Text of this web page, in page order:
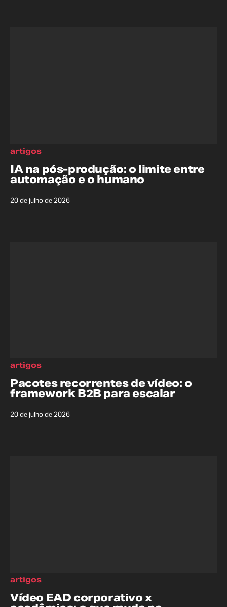
IA na pós-produção: o limite entre
automação e o humano
20 de julho de 2026
artigos
Pacotes recorrentes de vídeo: o
framework B2B para escalar
20 de julho de 2026
artigos
Vídeo EAD corporativo x
artigos